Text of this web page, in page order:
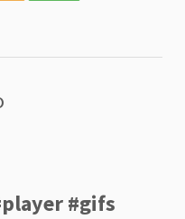
#gifs